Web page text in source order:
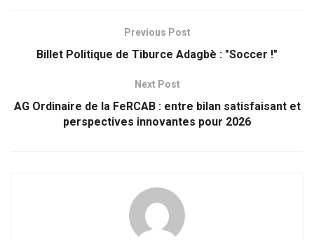
Previous Post
Billet Politique de Tiburce Adagbè : "Soccer !"
Next Post
AG Ordinaire de la FeRCAB : entre bilan satisfaisant et
perspectives innovantes pour 2026